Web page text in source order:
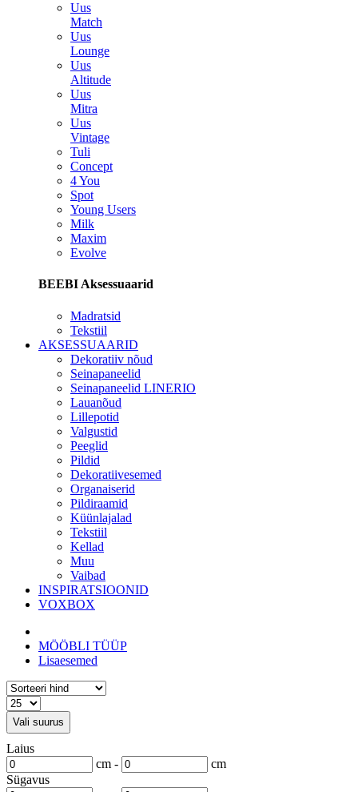
Uus
Match
Uus
Lounge
Uus
Altitude
Uus
Mitra
Uus
Vintage
Tuli
Concept
4 You
Spot
Young Users
Milk
Maxim
Evolve
BEEBI Aksessuaarid
Madratsid
Tekstiil
AKSESSUAARID
Dekoratiiv nõud
Seinapaneelid
Seinapaneelid LINERIO
Lauanõud
Lillepotid
Valgustid
Peeglid
Pildid
Dekoratiivesemed
Organaiserid
Pildiraamid
Küünlajalad
Tekstiil
Kellad
Muu
Vaibad
INSPIRATSIOONID
VOXBOX
MÖÖBLI TÜÜP
Lisaesemed
Vali suurus
Laius
cm -
cm
Sügavus